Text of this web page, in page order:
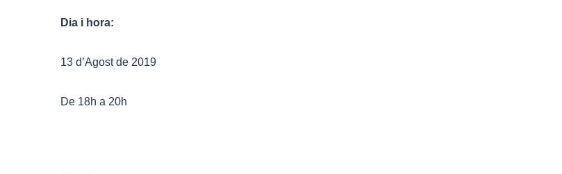
Dia i hora:
13 d’Agost de 2019
De 18h a 20h